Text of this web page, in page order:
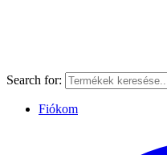
Search for:
Fiókom